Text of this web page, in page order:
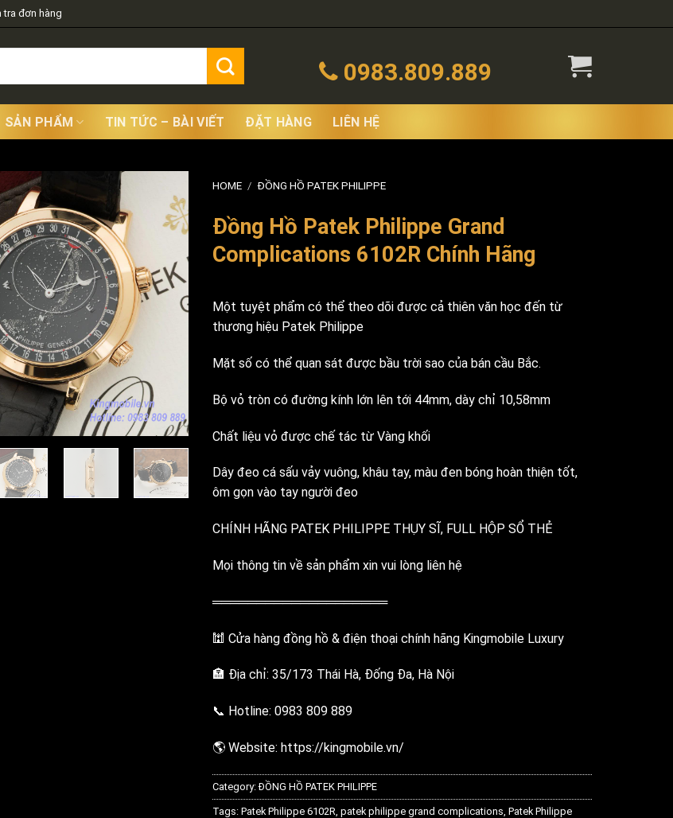
tra đơn hàng
0983.809.889
SẢN PHẨM TIN TỨC – BÀI VIẾT ĐẶT HÀNG LIÊN HỆ
HOME / ĐỒNG HỒ PATEK PHILIPPE
Đồng Hồ Patek Philippe Grand
Complications 6102R Chính Hãng
Một tuyệt phẩm có thể theo dõi được cả thiên văn học đến từ
thương hiệu Patek Philippe
Mặt số có thể quan sát được bầu trời sao của bán cầu Bắc.
Bộ vỏ tròn có đường kính lớn lên tới 44mm, dày chỉ 10,58mm
Chất liệu vỏ được chế tác từ Vàng khối
Dây đeo cá sấu vảy vuông, khâu tay, màu đen bóng hoàn thiện tốt,
ôm gọn vào tay người đeo
CHÍNH HÃNG PATEK PHILIPPE THỤY SĨ, FULL HỘP SỔ THẺ
Mọi thông tin về sản phẩm xin vui lòng liên hệ
════════════════════
🕍 Cửa hàng đồng hồ & điện thoại chính hãng Kingmobile Luxury
🏣 Địa chỉ: 35/173 Thái Hà, Đống Đa, Hà Nội
📞 Hotline: 0983 809 889
🌎 Website: https://kingmobile.vn/
Category:ĐỒNG HỒ PATEK PHILIPPE
Tags: Patek Philippe 6102R patek philippe grand complications Patek Philippe